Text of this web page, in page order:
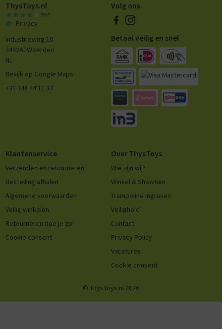
ThysToys.nl
(957)
Privacy
Industrieweg 10
3442AEWoerden
NL
Bekijk op Google Maps
+31 348 44 11 33
Volg ons
Betaal veilig en snel
Klantenservice
Verzenden en retourneren
Bestelling afhalen
Algemene voorwaarden
Veilig winkelen
Retourneren doe je zo!
Cookie consent
Over ThysToys
Wie zijn wij?
Winkel & Showtuin
Trampoline ingraven
Veiligheid
Contact
Privacy Policy
Vacatures
Cookie consent
© ThysToys.nl 2026